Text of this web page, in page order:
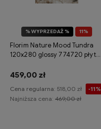
11%
OKAZJA
% WYPRZEDAŻ %
Florim Nature Mood Tundra
120x280 glossy 774720 płytka
459,00 zł
Cena regularna: 518,00 zł -11%
Najniższa cena: 469,00 zł